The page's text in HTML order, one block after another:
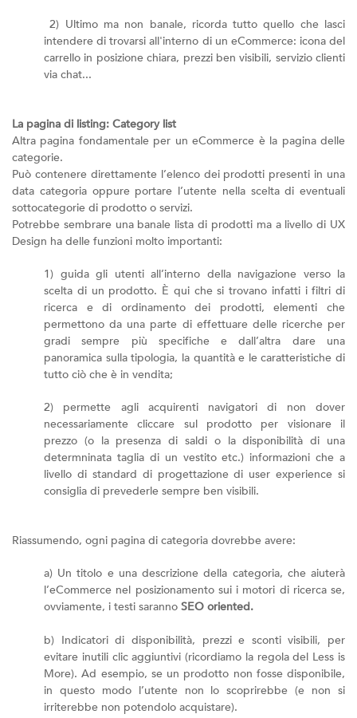
2) Ultimo ma non banale, ricorda tutto quello che lasci
intendere di trovarsi all'interno di un eCommerce: icona del
carrello in posizione chiara, prezzi ben visibili, servizio clienti
via chat...
La pagina di listing: Category list
Altra pagina fondamentale per un eCommerce è la pagina delle
categorie.
Può contenere direttamente l’elenco dei prodotti presenti in una
data categoria oppure portare l’utente nella scelta di eventuali
sottocategorie di prodotto o servizi.
Potrebbe sembrare una banale lista di prodotti ma a livello di UX
Design ha delle funzioni molto importanti:
1) guida gli utenti all’interno della navigazione verso la
scelta di un prodotto. È qui che si trovano infatti i filtri di
ricerca e di ordinamento dei prodotti, elementi che
permettono da una parte di effettuare delle ricerche per
gradi sempre più specifiche e dall’altra dare una
panoramica sulla tipologia, la quantità e le caratteristiche di
tutto ciò che è in vendita;
2) permette agli acquirenti navigatori di non dover
necessariamente cliccare sul prodotto per visionare il
prezzo (o la presenza di saldi o la disponibilità di una
determninata taglia di un vestito etc.) informazioni che a
livello di standard di progettazione di user experience si
consiglia di prevederle sempre ben visibili.
Riassumendo, ogni pagina di categoria dovrebbe avere:
a) Un titolo e una descrizione della categoria, che aiuterà
l’eCommerce nel posizionamento sui i motori di ricerca se,
ovviamente, i testi saranno SEO oriented.
b) Indicatori di disponibilità, prezzi e sconti visibili, per
evitare inutili clic aggiuntivi (ricordiamo la regola del Less is
More). Ad esempio, se un prodotto non fosse disponibile,
in questo modo l’utente non lo scoprirebbe (e non si
irriterebbe non potendolo acquistare).